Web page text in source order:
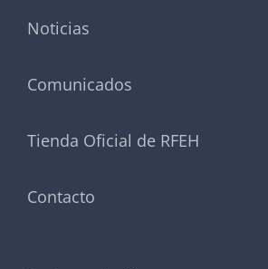
Noticias
Comunicados
Tienda Oficial de RFEH
Contacto